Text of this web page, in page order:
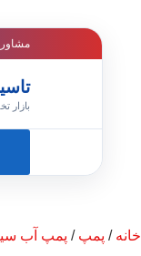
بازار
خانه / پمپ / پمپ آب